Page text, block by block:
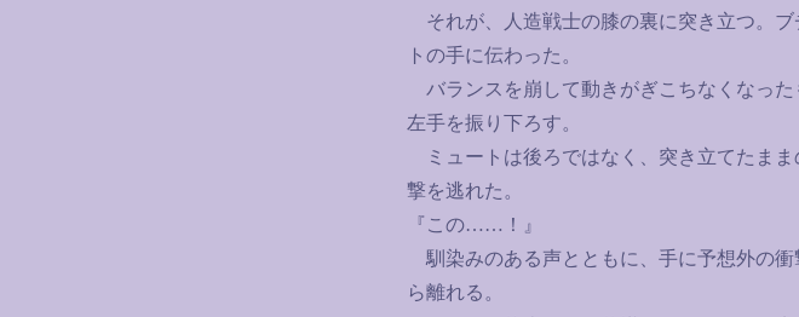
それが、人造戦士の膝の裏に突き立つ。
トの手に伝わった。
バランスを崩して動きがぎこちなくなっ
左手を振り下ろす。
ミュートは後ろではなく、突き立てたま
撃を逃れた。
『この…… ！』
馴染みのある声とともに、手に予想外の
ら離れる。